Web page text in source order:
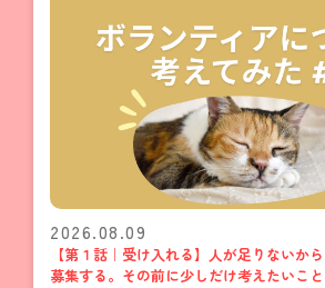
2026.08.09
【第１話｜受け入れる】人が足りないか
募集する。その前に少しだけ考えたいこと